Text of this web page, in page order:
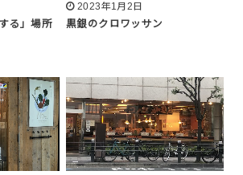
る」場所
2023年1月2日
黒銀のクロワッサン